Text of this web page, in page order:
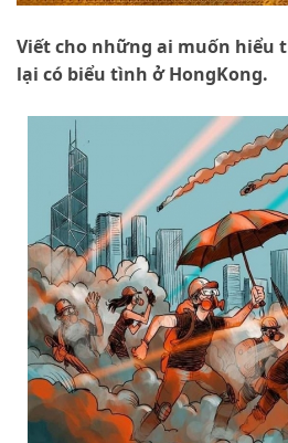
Viết cho những ai muốn hiểu
lại có biểu tình ở HongKong.